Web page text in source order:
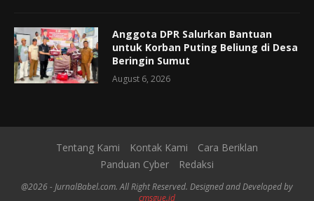
Anggota DPR Salurkan Bantuan
untuk Korban Puting Beliung di Desa
Beringin Sumut
August 6, 2026
Tentang Kami Kontak Kami
Cara Beriklan
Panduan Cyber
Redaksi
@2026 - JurnalBabel.com. All Right Reserved. Designed and Developed by
cmsgue.id